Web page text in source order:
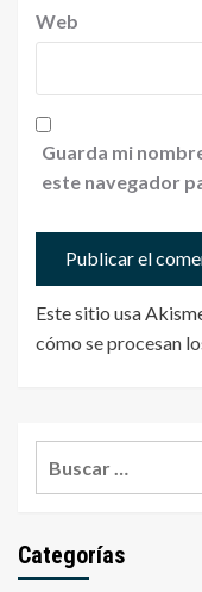
Web
Guarda mi
este navegador
Este sitio usa
cómo se procesan
Categorías